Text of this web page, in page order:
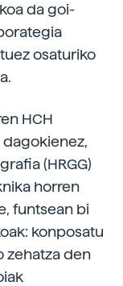
da goi-
osaturiko
HCH
(HRGG)
horren
funtsean bi
konposatu
zehatza den